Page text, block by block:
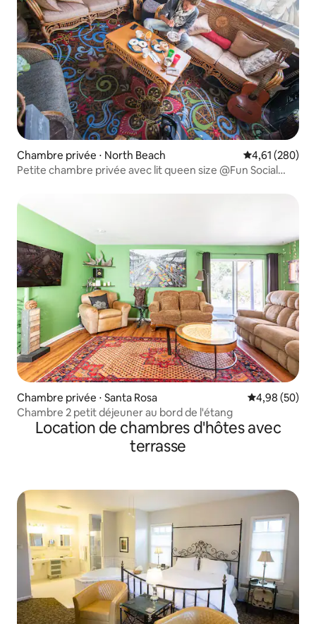
Chambre privée ⋅ North Beach Évaluation
4,61 (280)
Petite chambre privée avec lit queen size @Fun Social
Chambre privée ⋅ Santa Rosa Évaluation
4,98 (50)
Chambre 2 petit déjeuner au bord de l'étang
Location de chambres d'hôtes avec
terrasse